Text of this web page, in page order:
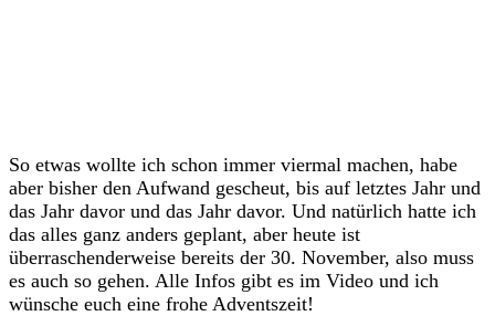
So etwas wollte ich schon immer viermal machen, habe
aber bisher den Aufwand gescheut, bis auf letztes Jahr und
das Jahr davor und das Jahr davor. Und natürlich hatte ich
das alles ganz anders geplant, aber heute ist
überraschenderweise bereits der 30. November, also muss
es auch so gehen. Alle Infos gibt es im Video und ich
wünsche euch eine frohe Adventszeit!